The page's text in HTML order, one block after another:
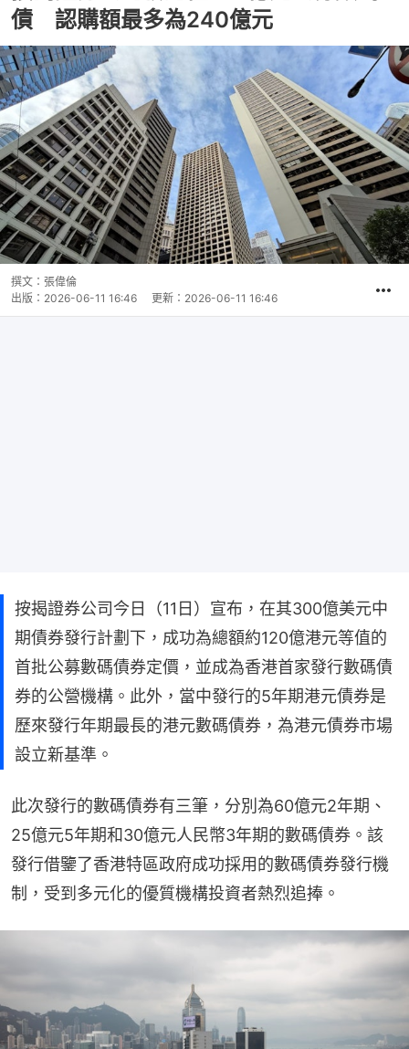
債 認購額最多為240億元
撰文： 張偉倫
出版： 2026-06-11 16:46 更新： 2026-06-11 16:46
按揭證券公司今日（11日）宣布，在其300億美元中
期債券發行計劃下，成功為總額約120億港元等值的
首批公募數碼債券定價，並成為香港首家發行數碼債
券的公營機構。此外，當中發行的5年期港元債券是
歷來發行年期最長的港元數碼債券，為港元債券市場
設立新基準。
此次發行的數碼債券有三筆，分別為60億元2年期、
25億元5年期和30億元人民幣3年期的數碼債券。該
發行借鑒了香港特區政府成功採用的數碼債券發行機
制，受到多元化的優質機構投資者熱烈追捧。